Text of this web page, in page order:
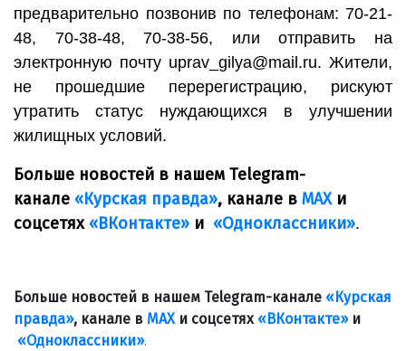
предварительно позвонив по телефонам: 70-21-
48, 70-38-48, 70-38-56, или отправить на
электронную почту uprav_gilya@mail.ru. Жители,
не прошедшие перерегистрацию, рискуют
утратить статус нуждающихся в улучшении
жилищных условий.
Больше новостей в нашем Telegram-
канале «Курская правда», канале в МАХи
соцсетях «ВКонтакте» и «Одноклассники».
Больше новостей в нашем Telegram-канале «Курская
правда», канале в МАХи соцсетях «ВКонтакте»и
«Одноклассники».